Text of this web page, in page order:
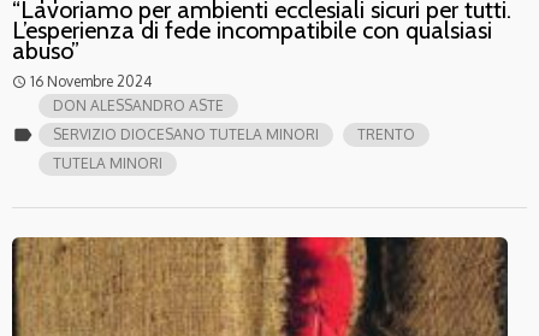
“Lavoriamo per ambienti ecclesiali sicuri per tutti.
L’esperienza di fede incompatibile con qualsiasi
abuso”
access_time 16 Novembre 2024
label
DON ALESSANDRO ASTE
SERVIZIO DIOCESANO TUTELA MINORI
TRENTO
TUTELA MINORI